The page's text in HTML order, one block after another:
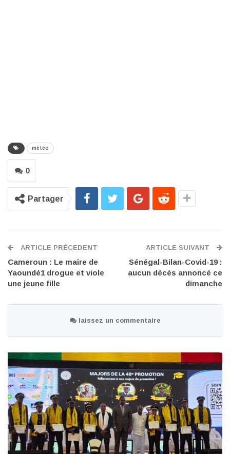
météo
0
Partager
ARTICLE PRÉCEDENT
Cameroun : Le maire de
Yaoundé1 drogue et viole
une jeune fille
ARTICLE SUIVANT
Sénégal-Bilan-Covid-19 :
aucun décès annoncé ce
dimanche
laissez un commentaire